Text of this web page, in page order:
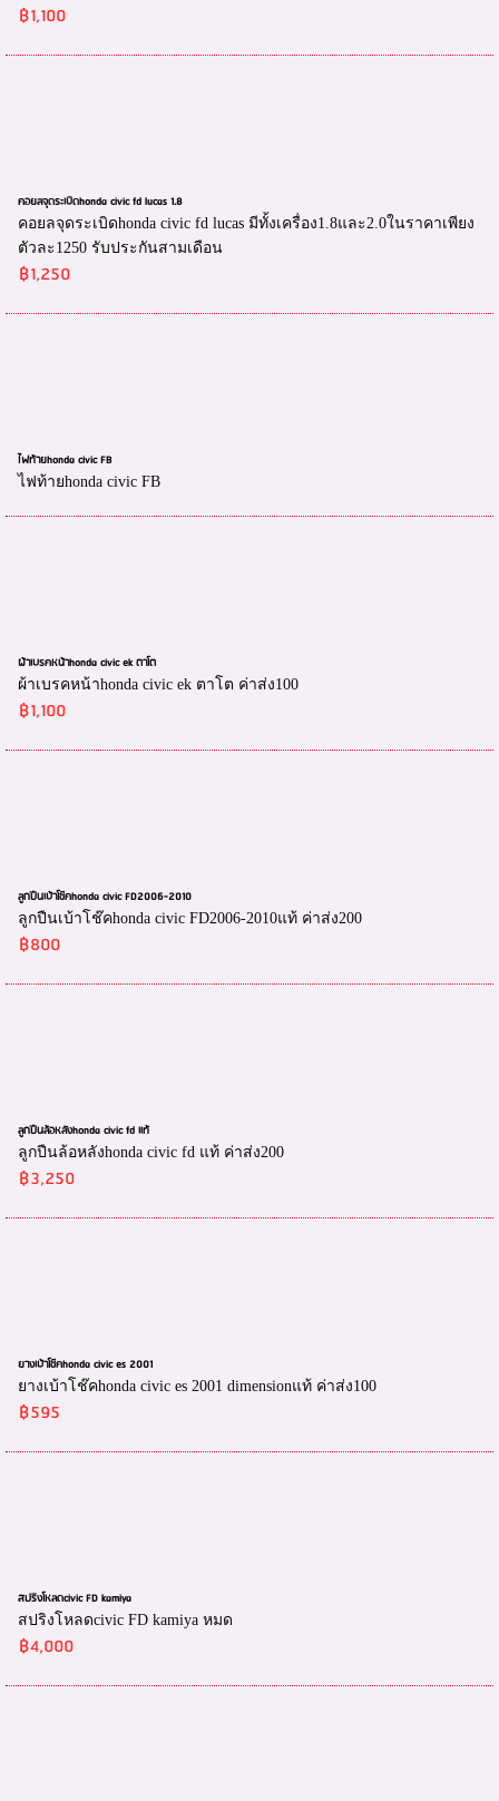
฿1,100
คอยลจุดระเบิดhonda civic fd lucas 1.8
คอยลจุดระเบิดhonda civic fd lucas มีทั้งเครื่อง1.8และ2.0ในราคาเพียง
ตัวละ1250 รับประกันสามเดือน
฿1,250
ไฟท้ายhonda civic FB
ไฟท้ายhonda civic FB
ผ้าเบรคหน้าhonda civic ek ตาโต
ผ้าเบรคหน้าhonda civic ek ตาโต ค่าส่ง100
฿1,100
ลูกปืนเบ้าโช๊คhonda civic FD2006-2010
ลูกปืนเบ้าโช๊คhonda civic FD2006-2010แท้ ค่าส่ง200
฿800
ลูกปืนล้อหลังhonda civic fd แท้
ลูกปืนล้อหลังhonda civic fd แท้ ค่าส่ง200
฿3,250
ยางเบ้าโช๊คhonda civic es 2001
ยางเบ้าโช๊คhonda civic es 2001 dimensionแท้ ค่าส่ง100
฿595
สปริงโหลดcivic FD kamiya
สปริงโหลดcivic FD kamiya หมด
฿4,000